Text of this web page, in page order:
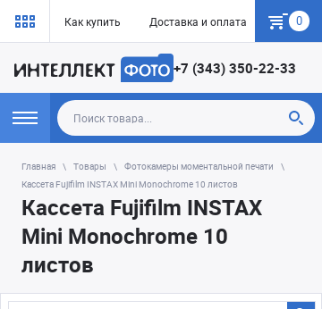
Как купить Доставка и оплата Гарантия
0
+7 (343) 350-22-33
Главная Товары
Фотокамеры моментальной печати
Кассета Fujifilm INSTAX Mini Monochrome 10 листов
Кассета Fujifilm INSTAX
Mini Monochrome 10
листов